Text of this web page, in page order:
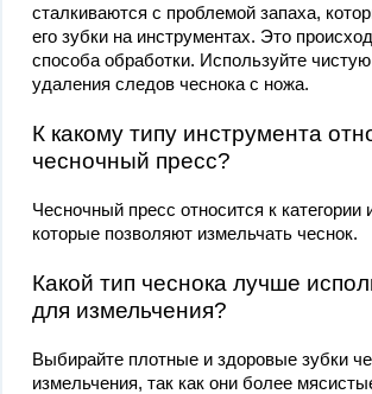
сталкиваются с проблемой запаха,
его зубки на инструментах. Это
способа обработки. Используйте
удаления следов чеснока с ножа.
К какому типу инструмента
чесночный пресс?
Чесночный пресс относится к категории
которые позволяют измельчать чеснок.
Какой тип чеснока лучше
для измельчения?
Выбирайте плотные и здоровые зубки
измельчения, так как они более